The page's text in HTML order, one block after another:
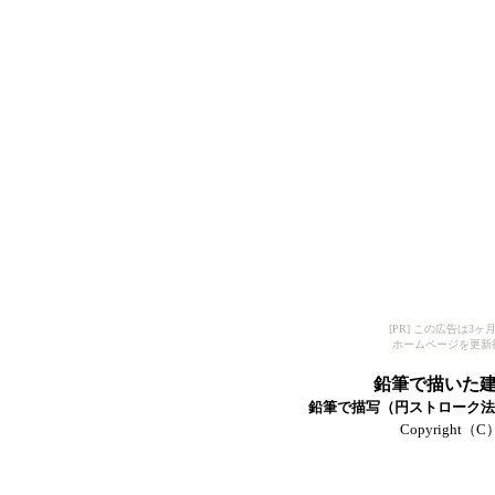
[PR] この広告は3ヶ
ホームページを更
鉛筆で描いた
鉛筆で描写（円ストローク
Copyright（C